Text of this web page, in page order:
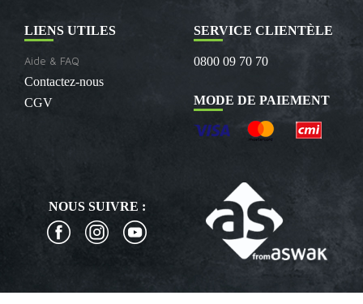
LIENS UTILES
Aide & FAQ
Contactez-nous
CGV
SERVICE CLIENTÈLE
0800 09 70 70
MODE DE PAIEMENT
NOUS SUIVRE :